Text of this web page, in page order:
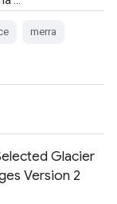
merra
Glacier
Version 2